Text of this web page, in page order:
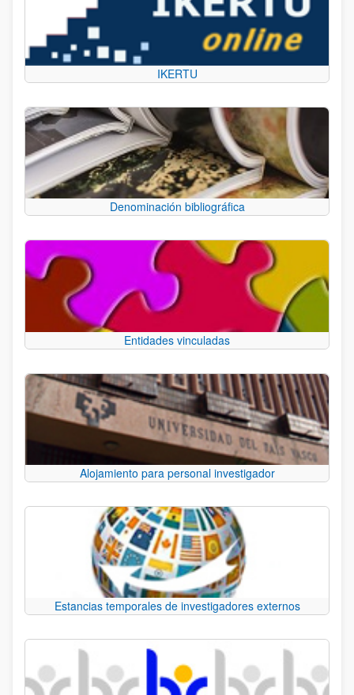
IKERTU
Denominación bibliográfica
Entidades vinculadas
Alojamiento para personal investigador
Estancias temporales de investigadores externos